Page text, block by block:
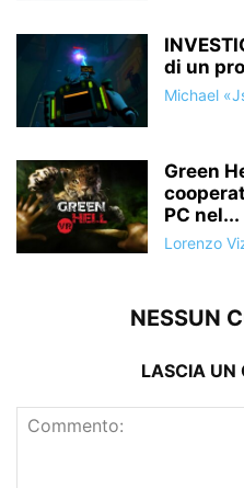
di un
Michael
Green
PC nel...
Lorenzo
NESSUN
LASCIA UN